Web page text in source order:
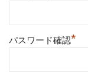
パスワード確認*